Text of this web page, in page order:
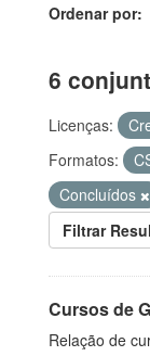
Ordenar por
6
Licenças:
Formatos:
Concluídos
Filtrar
Cursos de
Relação de